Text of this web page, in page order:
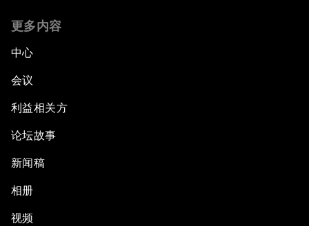
更多内容
中心
会议
利益相关方
论坛故事
新闻稿
相册
视频